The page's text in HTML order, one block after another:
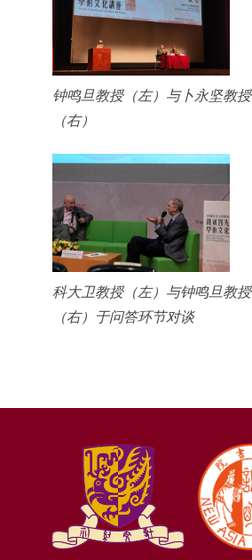
钟鸣旦教授（左）与卜永坚教授
（右）
科大卫教授（左）与钟鸣旦教授
（右）于问答环节对谈